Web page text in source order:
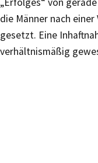
die Männer nach
gesetzt. Eine
verhältnismäßig